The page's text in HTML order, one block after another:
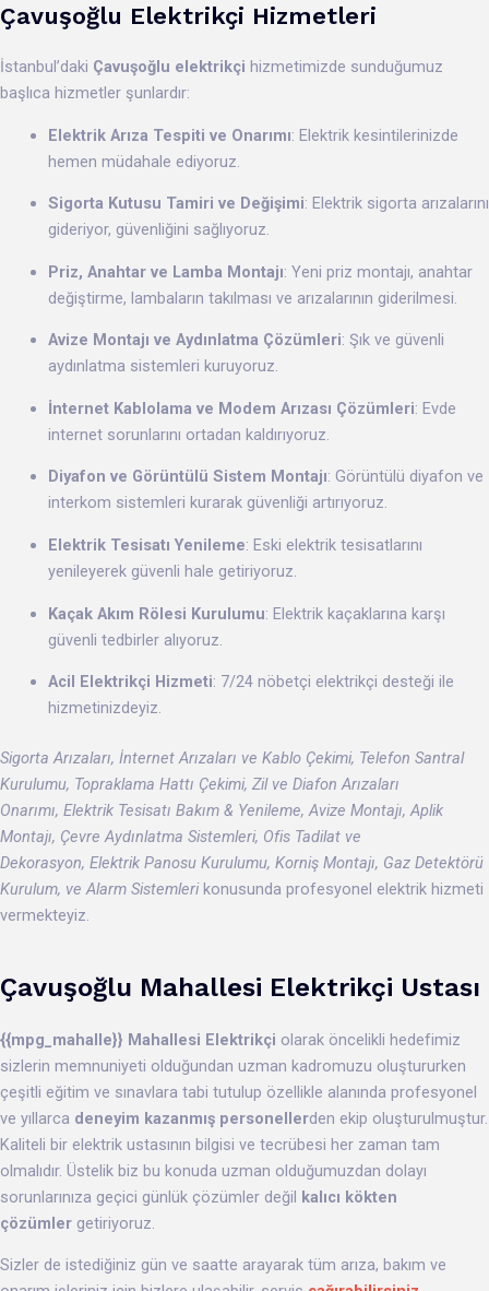
Çavuşoğlu Elektrikçi Hizmetleri
İstanbul’daki Çavuşoğlu elektrikçi hizmetimizde sunduğumuz
başlıca hizmetler şunlardır:
Elektrik Arıza Tespiti ve Onarımı: Elektrik kesintilerinizde
hemen müdahale ediyoruz.
Sigorta Kutusu Tamiri ve Değişimi: Elektrik sigorta arızalarını
gideriyor, güvenliğini sağlıyoruz.
Priz, Anahtar ve Lamba Montajı: Yeni priz montajı, anahtar
değiştirme, lambaların takılması ve arızalarının giderilmesi.
Avize Montajı ve Aydınlatma Çözümleri: Şık ve güvenli
aydınlatma sistemleri kuruyoruz.
İnternet Kablolama ve Modem Arızası Çözümleri: Evde
internet sorunlarını ortadan kaldırıyoruz.
Diyafon ve Görüntülü Sistem Montajı: Görüntülü diyafon ve
interkom sistemleri kurarak güvenliği artırıyoruz.
Elektrik Tesisatı Yenileme: Eski elektrik tesisatlarını
yenileyerek güvenli hale getiriyoruz.
Kaçak Akım Rölesi Kurulumu: Elektrik kaçaklarına karşı
güvenli tedbirler alıyoruz.
Acil Elektrikçi Hizmeti: 7/24 nöbetçi elektrikçi desteği ile
hizmetinizdeyiz.
Sigorta Arızaları, İnternet Arızaları ve Kablo Çekimi, Telefon Santral
Kurulumu, Topraklama Hattı Çekimi, Zil ve Diafon Arızaları
Onarımı, Elektrik Tesisatı Bakım & Yenileme, Avize Montajı, Aplik
Montajı, Çevre Aydınlatma Sistemleri, Ofis Tadilat ve
Dekorasyon, Elektrik Panosu Kurulumu, Korniş Montajı, Gaz Detektörü
Kurulum, ve Alarm Sistemlerikonusunda profesyonel elektrik hizmeti
vermekteyiz.
Çavuşoğlu Mahallesi Elektrikçi Ustası
{{mpg_mahalle}} Mahallesi Elektrikçi olarak öncelikli hedefimiz
sizlerin memnuniyeti olduğundan uzman kadromuzu oluştururken
çeşitli eğitim ve sınavlara tabi tutulup özellikle alanında profesyonel
ve yıllarca deneyim kazanmış personellerden ekip oluşturulmuştur.
Kaliteli bir elektrik ustasının bilgisi ve tecrübesi her zaman tam
olmalıdır. Üstelik biz bu konuda uzman olduğumuzdan dolayı
sorunlarınıza geçici günlük çözümler değil kalıcı kökten
çözümler getiriyoruz.
Sizler de istediğiniz gün ve saatte arayarak tüm arıza, bakım ve